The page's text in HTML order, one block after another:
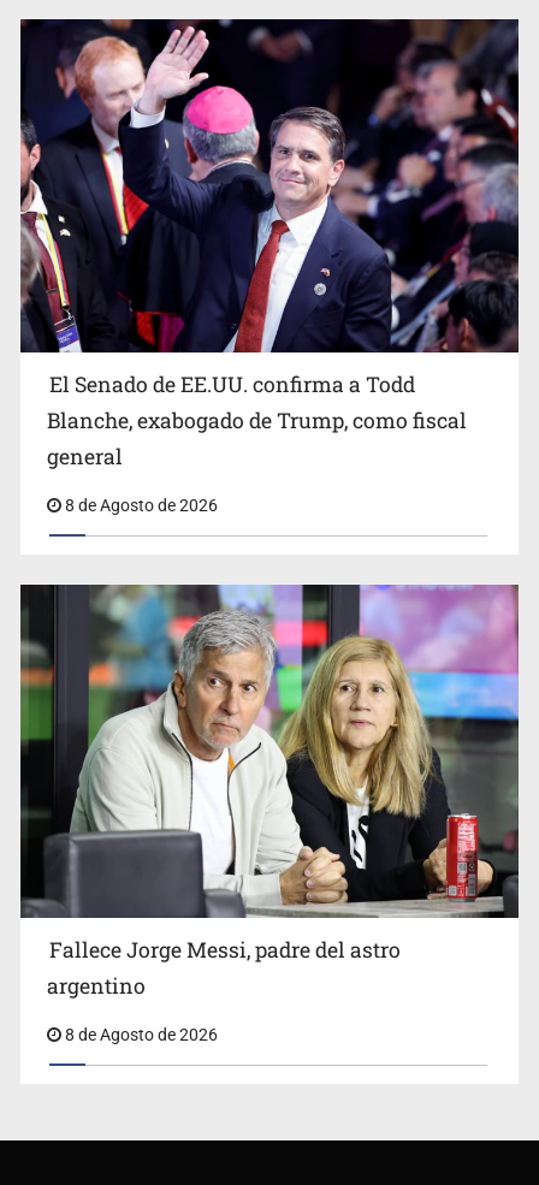
Avalan rebaja del Siapa para 203 colonias
EU reanudará este sábado inspecciones de aguacate en
Michoacán
El Senado de EE.UU. confirma a Todd
Blanche, exabogado de Trump, como fiscal
general
8 de Agosto de 2026
Fallece Jorge Messi, padre del astro
argentino
8 de Agosto de 2026